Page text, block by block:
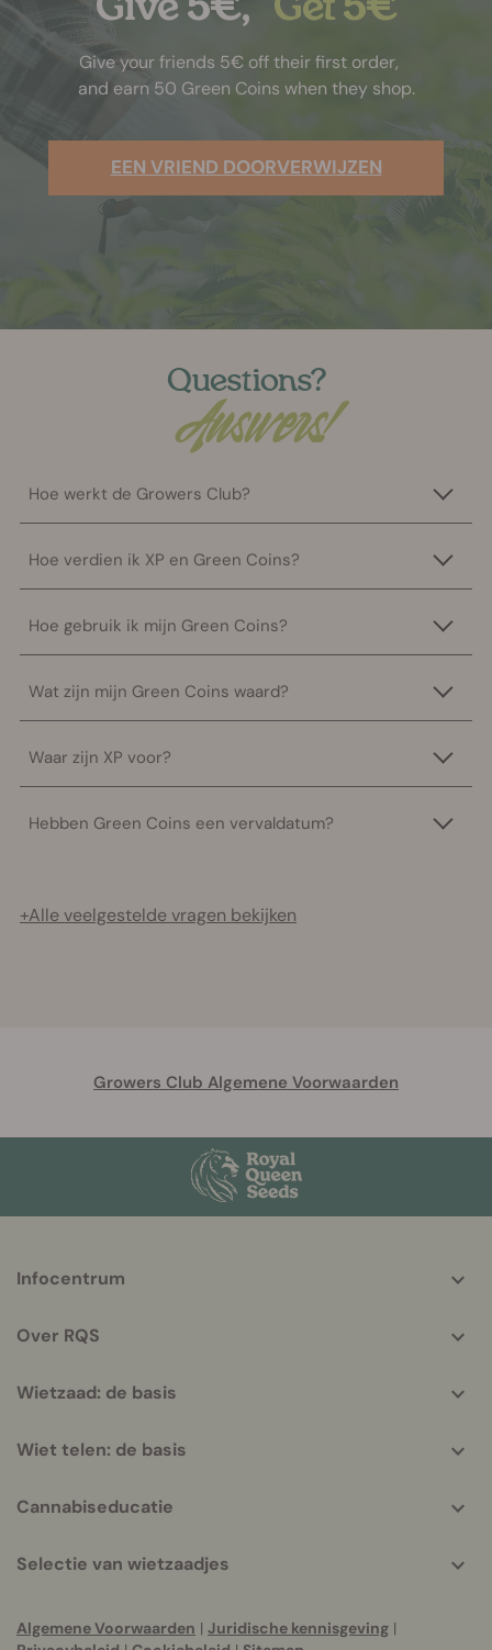
Give 5€, Get 5€
Give your friends 5€ off their first order,
and earn 50 Green Coins when they shop.
EEN VRIEND DOORVERWIJZEN
Questions?
Answers!
Hoe werkt de Growers Club?
Hoe verdien ik XP en Green Coins?
Hoe gebruik ik mijn Green Coins?
Wat zijn mijn Green Coins waard?
Waar zijn XP voor?
Hebben Green Coins een vervaldatum?
+Alle veelgestelde vragen bekijken
Growers Club Algemene Voorwaarden
helpful
Infocentrum
Over RQS
Wietzaad: de basis
Wiet telen: de basis
Cannabiseducatie
Selectie van wietzaadjes
Algemene Voorwaarden | Juridische kennisgeving |